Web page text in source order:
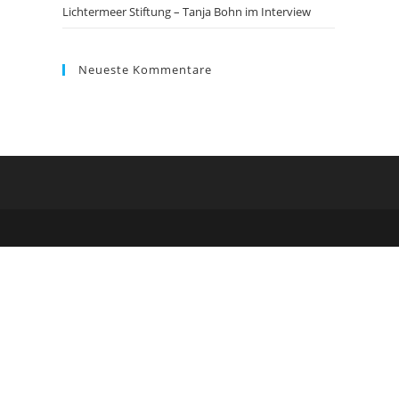
Lichtermeer Stiftung – Tanja Bohn im Interview
Neueste Kommentare